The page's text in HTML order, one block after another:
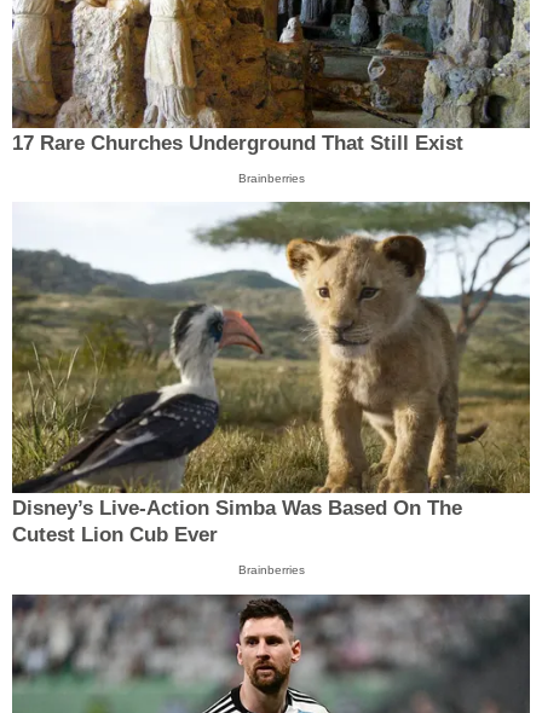
17 Rare Churches Underground That Still Exist
Brainberries
Disney’s Live-Action Simba Was Based On The
Cutest Lion Cub Ever
Brainberries